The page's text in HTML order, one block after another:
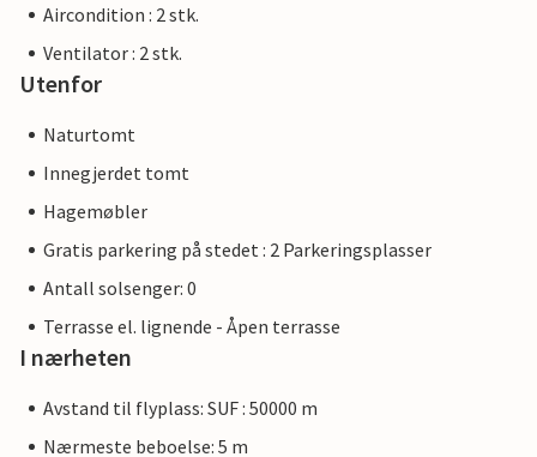
Aircondition : 2 stk.
Ventilator : 2 stk.
Utenfor
Naturtomt
Innegjerdet tomt
Hagemøbler
Gratis parkering på stedet : 2 Parkeringsplasser
Antall solsenger: 0
Terrasse el. lignende - Åpen terrasse
I nærheten
Avstand til flyplass: SUF : 50000 m
Nærmeste beboelse: 5 m